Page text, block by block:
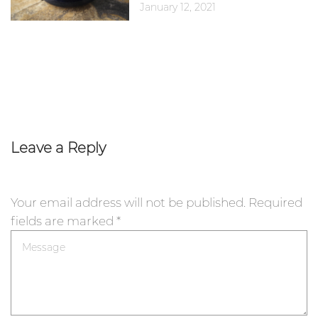
January 12, 2021
Leave a Reply
Your email address will not be published. Required
fields are marked *